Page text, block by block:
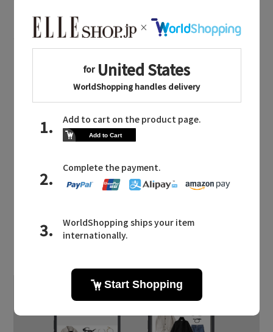
ブの「HOT STYLE」
に表示される 、「作成」
ボタンをタップ
トを作成
※人物が写っている画像の使用はお控えくださ
３．コーディネートが作成できたら「完了」を